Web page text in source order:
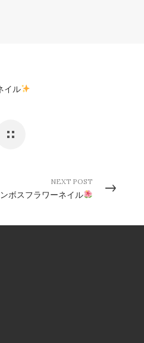
イル
NEXT POST
ボスフラワーネイル